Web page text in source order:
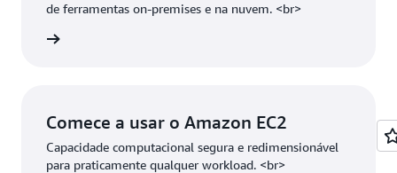
de ferramentas on-premises e na nuvem. <br>
Comece a usar o Amazon EC2
Capacidade computacional segura e redimensionável
para praticamente qualquer workload. <br>